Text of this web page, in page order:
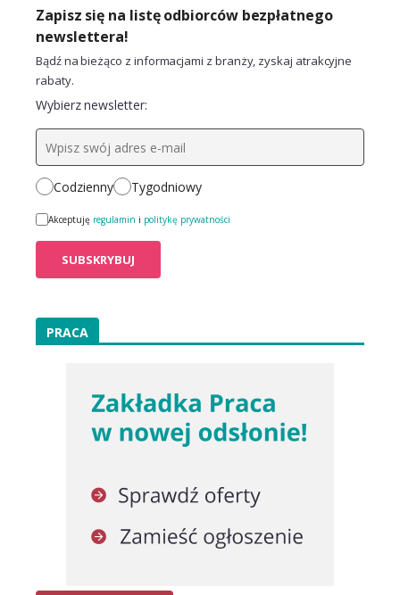
Zapisz się na listę odbiorców bezpłatnego
newslettera!
Bądź na bieżąco z informacjami z branży, zyskaj atrakcyjne
rabaty.
Wybierz newsletter:
Codzienny Tygodniowy
Akceptuję regulamin i politykę prywatności
PRACA